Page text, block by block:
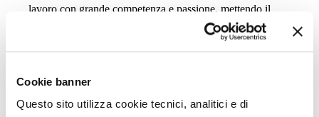
Cookie banner
Questo sito utilizza cookie tecnici, analitici e di
lavoro con grande competenza e passione, mettendo il
cliente al centro e consigliando sempre il trattamento più
Estetico a chi cerca professionalità, qualità e un servizio
impeccabile. Complimenti a tutto lo staff!